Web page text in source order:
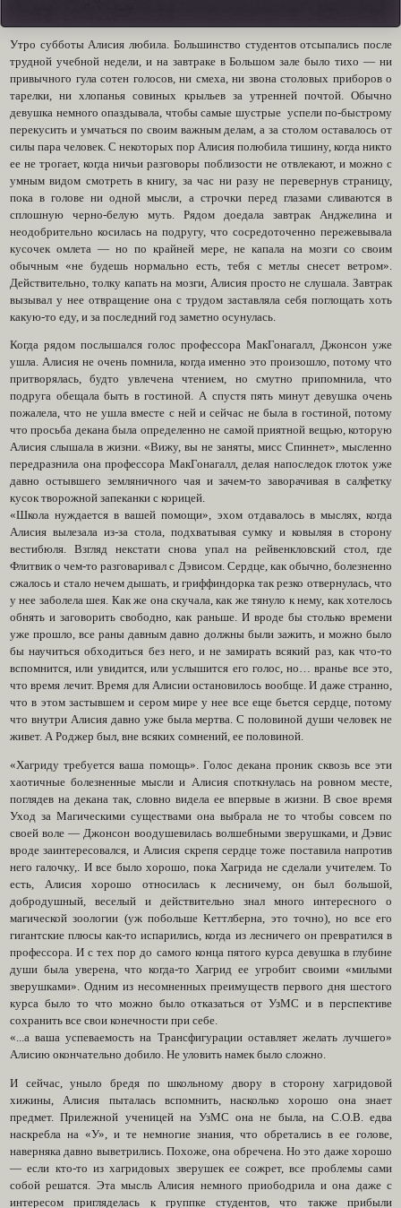
Утро субботы Алисия любила. Большинство студентов отсыпались после
трудной учебной недели, и на завтраке в Большом зале было тихо — ни
привычного гула сотен голосов, ни смеха, ни звона столовых приборов о
тарелки, ни хлопанья совиных крыльев за утренней почтой. Обычно
девушка немного опаздывала, чтобы самые шустрые успели по-быстрому
перекусить и умчаться по своим важным делам, а за столом оставалось от
силы пара человек. С некоторых пор Алисия полюбила тишину, когда никто
ее не трогает, когда ничьи разговоры поблизости не отвлекают, и можно с
умным видом смотреть в книгу, за час ни разу не перевернув страницу,
пока в голове ни одной мысли, а строчки перед глазами сливаются в
сплошную черно-белую муть. Рядом доедала завтрак Анджелина и
неодобрительно косилась на подругу, что сосредоточенно пережевывала
кусочек омлета — но по крайней мере, не капала на мозги со своим
обычным «не будешь нормально есть, тебя с метлы снесет ветром».
Действительно, толку капать на мозги, Алисия просто не слушала. Завтрак
вызывал у нее отвращение она с трудом заставляла себя поглощать хоть
какую-то еду, и за последний год заметно осунулась.
Когда рядом послышался голос профессора МакГонагалл, Джонсон уже
ушла. Алисия не очень помнила, когда именно это произошло, потому что
притворялась, будто увлечена чтением, но смутно припомнила, что
подруга обещала быть в гостиной. А спустя пять минут девушка очень
пожалела, что не ушла вместе с ней и сейчас не была в гостиной, потому
что просьба декана была определенно не самой приятной вещью, которую
Алисия слышала в жизни. «Вижу, вы не заняты, мисс Спиннет», мысленно
передразнила она профессора МакГонагалл, делая напоследок глоток уже
давно остывшего земляничного чая и зачем-то заворачивая в салфетку
кусок творожной запеканки с корицей.
«Школа нуждается в вашей помощи», эхом отдавалось в мыслях, когда
Алисия вылезала из-за стола, подхватывая сумку и ковыляя в сторону
вестибюля. Взгляд некстати снова упал на рейвенкловский стол, где
Флитвик о чем-то разговаривал с Дэвисом. Сердце, как обычно, болезненно
сжалось и стало нечем дышать, и гриффиндорка так резко отвернулась, что
у нее заболела шея. Как же она скучала, как же тянуло к нему, как хотелось
обнять и заговорить свободно, как раньше. И вроде бы столько времени
уже прошло, все раны давным давно должны были зажить, и можно было
бы научиться обходиться без него, и не замирать всякий раз, как что-то
вспомнится, или увидится, или услышится его голос, но… вранье все это,
что время лечит. Время для Алисии остановилось вообще. И даже странно,
что в этом застывшем и сером мире у нее все еще бьется сердце, потому
что внутри Алисия давно уже была мертва. С половиной души человек не
живет. А Роджер был, вне всяких сомнений, ее половиной.
«Хагриду требуется ваша помощь». Голос декана проник сквозь все эти
хаотичные болезненные мысли и Алисия споткнулась на ровном месте,
поглядев на декана так, словно видела ее впервые в жизни. В свое время
Уход за Магическими существами она выбрала не то чтобы совсем по
своей воле — Джонсон воодушевилась волшебными зверушками, и Дэвис
вроде заинтересовался, и Алисия скрепя сердце тоже поставила напротив
него галочку,. И все было хорошо, пока Хагрида не сделали учителем. То
есть, Алисия хорошо относилась к лесничему, он был большой,
добродушный, веселый и действительно знал много интересного о
магической зоологии (уж побольше Кеттлберна, это точно), но все его
гигантские плюсы как-то испарились, когда из лесничего он превратился в
профессора. И с тех пор до самого конца пятого курса девушка в глубине
души была уверена, что когда-то Хагрид ее угробит своими «милыми
зверушками». Одним из несомненных преимуществ первого дня шестого
курса было то что можно было отказаться от УзМС и в перспективе
сохранить все свои конечности при себе.
«...а ваша успеваемость на Трансфигурации оставляет желать лучшего»
Алисию окончательно добило. Не уловить намек было сложно.
И сейчас, уныло бредя по школьному двору в сторону хагридовой
хижины, Алисия пыталась вспомнить, насколько хорошо она знает
предмет. Прилежной ученицей на УзМС она не была, на С.О.В. едва
наскребла на «У», и те немногие знания, что обретались в ее голове,
наверняка давно выветрились. Похоже, она обречена. Но это даже хорошо
— если кто-то из хагридовых зверушек ее сожрет, все проблемы сами
собой решатся. Эта мысль Алисия немного приободрила и она даже с
интересом пригляделась к группке студентов, что также прибыли